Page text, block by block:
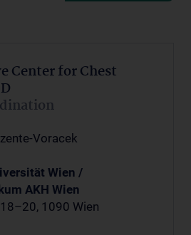
Center for Chest
Voracek
Wien /
AKH Wien
1090 Wien